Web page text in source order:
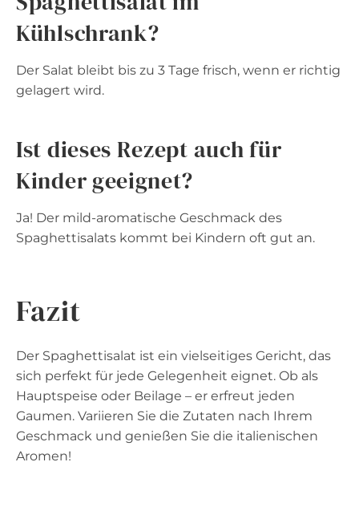
Kühlschrank?
Der Salat bleibt bis zu 3 Tage frisch, wenn er richtig
gelagert wird.
Ist dieses Rezept auch für
Kinder geeignet?
Ja! Der mild-aromatische Geschmack des
Spaghettisalats kommt bei Kindern oft gut an.
Fazit
Der Spaghettisalat ist ein vielseitiges Gericht, das
sich perfekt für jede Gelegenheit eignet. Ob als
Hauptspeise oder Beilage – er erfreut jeden
Gaumen. Variieren Sie die Zutaten nach Ihrem
Geschmack und genießen Sie die italienischen
Aromen!